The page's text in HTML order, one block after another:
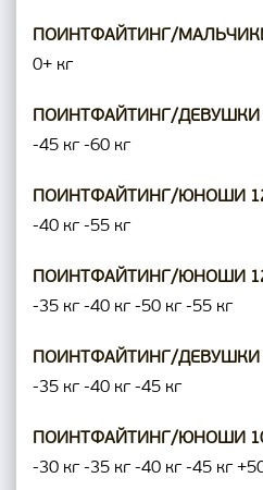
ПОИНТФАЙТИНГ/МАЛЬЧИКИ
0+ кг
ПОИНТФАЙТИНГ/ДЕВУШКИ
-45 кг -60 кг
ПОИНТФАЙТИНГ/ЮНОШИ
-40 кг -55 кг
ПОИНТФАЙТИНГ/ЮНОШИ 12-
-35 кг -40 кг -50 кг -55 кг
ПОИНТФАЙТИНГ/ДЕВУШКИ
-35 кг -40 кг -45 кг
ПОИНТФАЙТИНГ/ЮНОШИ
-30 кг -35 кг -40 кг -45 кг